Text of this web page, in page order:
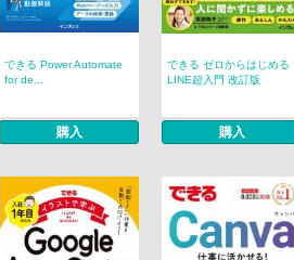
できる Power Automate
for de...
購入
できる ゼロからはじめる
LINE超入門 改訂版
購入